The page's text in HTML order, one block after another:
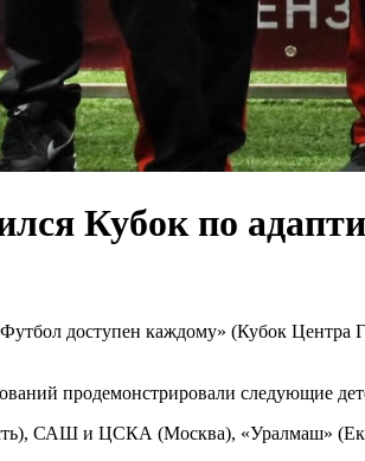
Кубок по
доступен каждому» (Кубок Центра
продемонстрировали следующие
САШ и ЦСКА (Москва), «Уралмаш»